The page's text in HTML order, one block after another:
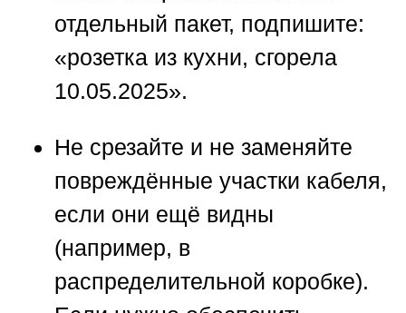
отдельный пакет, подпишите:
«розетка из кухни, сгорела
10.05.2025».
Не срезайте и не заменяйте
повреждённые участки кабеля,
если они ещё видны
(например, в
распределительной коробке).